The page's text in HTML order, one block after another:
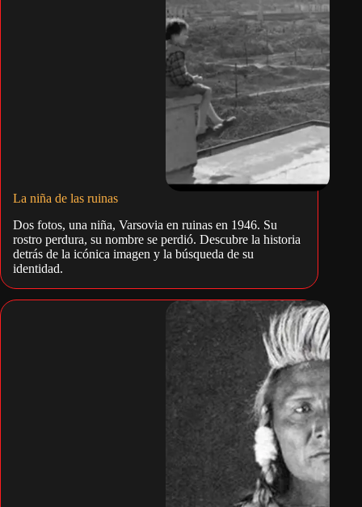
La niña de las ruinas
Dos fotos, una niña, Varsovia en ruinas en 1946. Su
rostro perdura, su nombre se perdió. Descubre la historia
detrás de la icónica imagen y la búsqueda de su
identidad.